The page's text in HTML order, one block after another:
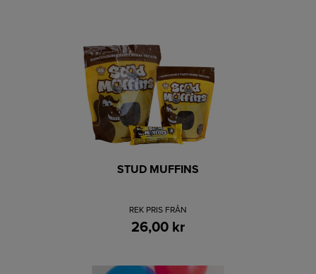
STUD MUFFINS
REK PRIS FRÅN
26,00 kr